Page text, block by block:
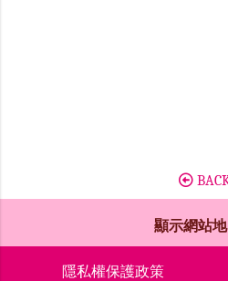
顯示網站
隱私權保護政策